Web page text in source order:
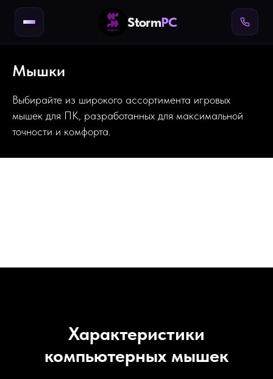
StormPC
Мышки
Выбирайте из широкого ассортимента игровых
мышек для ПК, разработанных для максимальной
точности и комфорта.
Характеристики
компьютерных мышек